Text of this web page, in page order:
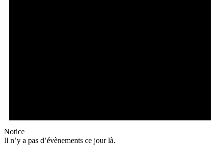
Notice
Il n’y a pas d’évènements ce jour là.